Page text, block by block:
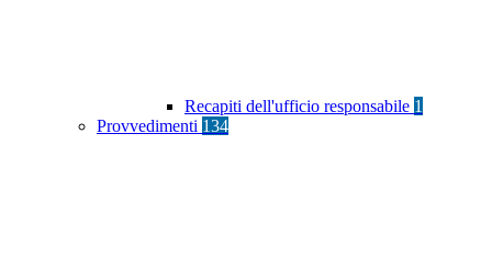
Recapiti dell'ufficio responsabile 1
Provvedimenti 134